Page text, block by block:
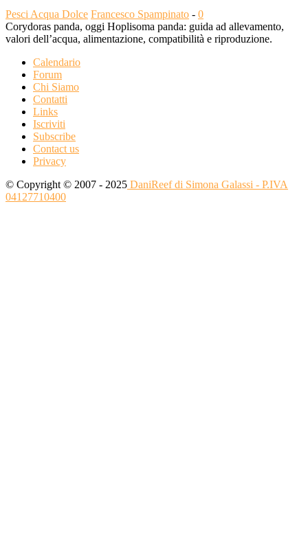
Pesci Acqua Dolce Francesco Spampinato - 0
Corydoras panda, oggi Hoplisoma panda: guida ad allevamento,
valori dell’acqua, alimentazione, compatibilità e riproduzione.
Calendario
Forum
Chi Siamo
Contatti
Links
Iscriviti
Subscribe
Contact us
Privacy
© Copyright © 2007 - 2025 DaniReef di Simona Galassi - P.IVA
04127710400